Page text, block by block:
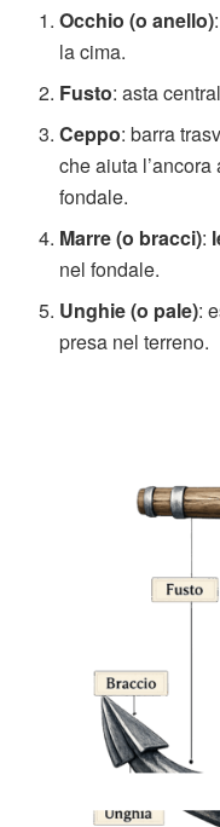
Occhio (o anello)
la cima.
Fusto: asta
Ceppo: barra
che aiuta
fondale.
Marre (o bracci):
nel fondale.
Unghie (o pale):
presa nel terreno.